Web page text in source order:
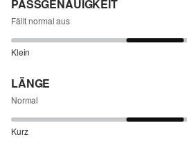
PASSGENAUIGKEIT
Fällt normal aus
Klein
LÄNGE
Normal
Kurz